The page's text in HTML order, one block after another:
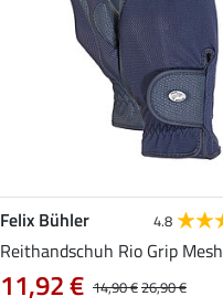
Felix Bühler 4.8
Reithandschuh Rio Grip Mesh
14,90 €26,90 €
11,92 €